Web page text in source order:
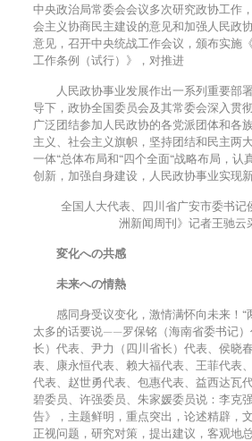
中央政治局常委会会议多次研究政协工作
会主义协商民主建设的意见和加强人民政
意见，召开中央统战工作会议，颁布实施
工作条例（试行）》，对推进
人民政协事业发展作出一系列重要部
导下，政协全国委员会及其常委会深入贯
广泛团结参加人民政协的各党派团体和各
主义、社会主义旗帜，坚持团结和民主两
一体“总体布局和“四个全面“战略布局，认
创新，加强自身建设，人民政协事业实现
全国人大代表、四川省广安市委书记
洲新闻周刊》记者王驰云
変化への共感
未来への情熱
感同身受议变化，激情满怀向未来！“
太多的话要说——罗保铭（海南省委书记
长）代表、尹力（四川省长）代表、侯晓
表、康永恒代表、赖大福代表、王菲代表
代表、赵世勇代表、包惠代表、益西达瓦
碧委员、许强委员、朱家媛委员说：李克
告》，主题鲜明，重点突出，论述精辟，
正视问题，研究对策，提出建议，客观地